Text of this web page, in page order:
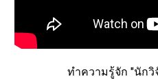
ทำความรู้จัก "นักวิ